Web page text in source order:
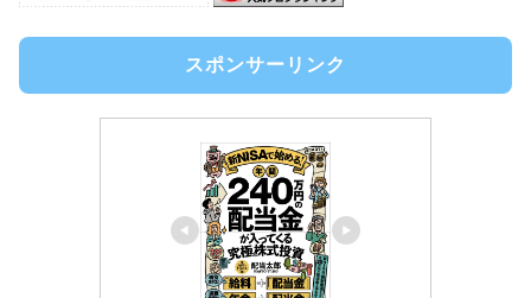
スポンサーリンク